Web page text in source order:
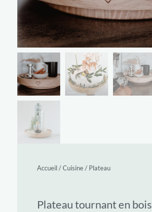
Accueil/Cuisine/ Plateau
Plateau tournant en bois